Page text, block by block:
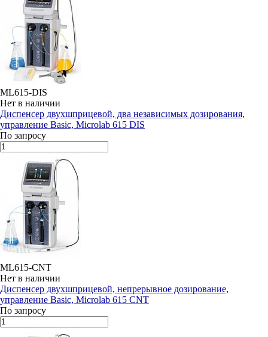
ML615-DIS
Нет в наличии
Диспенсер двухшприцевой, два независимых дозирования,
управление Basic, Microlab 615 DIS
По запросу
ML615-CNT
Нет в наличии
Диспенсер двухшприцевой, непрерывное дозирование,
управление Basic, Microlab 615 CNT
По запросу